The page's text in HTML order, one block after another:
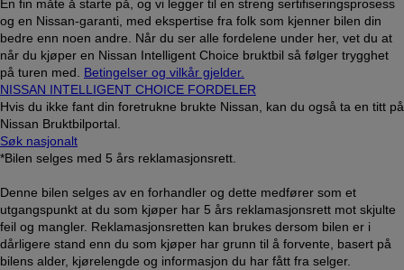
En fin måte å starte på, og vi legger til en streng sertifiseringsprosess
og en Nissan-garanti, med ekspertise fra folk som kjenner bilen din
bedre enn noen andre. Når du ser alle fordelene under her, vet du at
når du kjøper en Nissan Intelligent Choice bruktbil så følger trygghet
på turen med. Betingelser og vilkår gjelder.
NISSAN INTELLIGENT CHOICE FORDELER
Hvis du ikke fant din foretrukne brukte Nissan, kan du også ta en titt på
Nissan Bruktbilportal.
Søk nasjonalt
*Bilen selges med 5 års reklamasjonsrett.
Denne bilen selges av en forhandler og dette medfører som et
utgangspunkt at du som kjøper har 5 års reklamasjonsrett mot skjulte
feil og mangler. Reklamasjonsretten kan brukes dersom bilen er i
dårligere stand enn du som kjøper har grunn til å forvente, basert på
bilens alder, kjørelengde og informasjon du har fått fra selger.